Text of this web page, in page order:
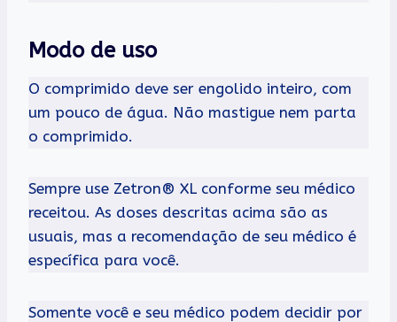
Modo de uso
O comprimido deve ser engolido inteiro, com
um pouco de água. Não mastigue nem parta
o comprimido.
Sempre use Zetron® XL conforme seu médico
receitou. As doses descritas acima são as
usuais, mas a recomendação de seu médico é
específica para você.
Somente você e seu médico podem decidir por